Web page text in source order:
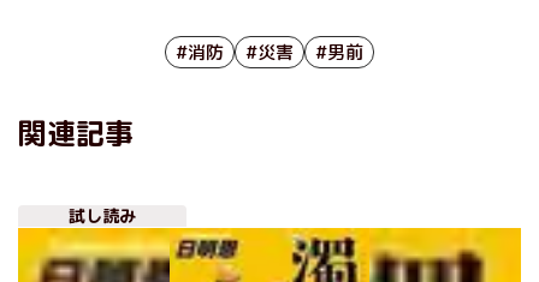
#消防 #災害 #男前
関連記事
試し読み